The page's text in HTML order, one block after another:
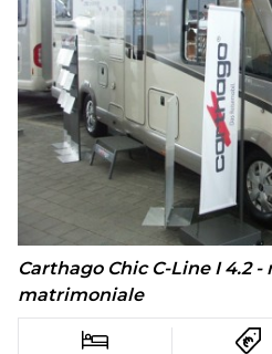
Carthago Chic C-Line I 4.2
matrimoniale